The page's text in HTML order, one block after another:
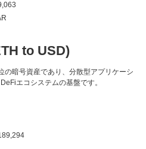
to USD)
の暗号資産であり、分散型アプリケーシ
エコシステムの基盤です。